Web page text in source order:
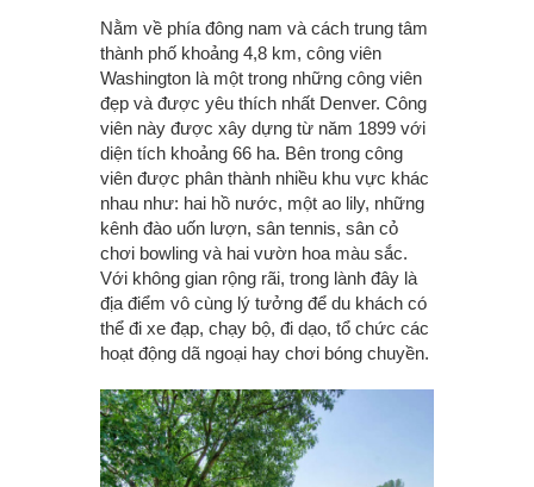
Nằm về phía đông nam và cách trung tâm
thành phố khoảng 4,8 km, công viên
Washington là một trong những công viên
đẹp và được yêu thích nhất Denver. Công
viên này được xây dựng từ năm 1899 với
diện tích khoảng 66 ha. Bên trong công
viên được phân thành nhiều khu vực khác
nhau như: hai hồ nước, một ao lily, những
kênh đào uốn lượn, sân tennis, sân cỏ
chơi bowling và hai vườn hoa màu sắc.
Với không gian rộng rãi, trong lành đây là
địa điểm vô cùng lý tưởng để du khách có
thể đi xe đạp, chạy bộ, đi dạo, tổ chức các
hoạt động dã ngoại hay chơi bóng chuyền.